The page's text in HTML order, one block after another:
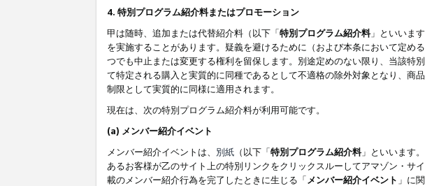
4. 特別プログラム紹介料またはプロモーション
甲は随時、追加または代替紹介料（以下「特別プログラム紹介料」といいま
を実施することがあります。疑義を避けるために（および本条において定
つでも中止または変更する権利を留保します。別途定めのない限り、当該
て特定される購入と実質的に同種であるとして不適格の除外対象となり、
制限として実質的に同様に適用されます。
現在は、次の特別プログラム紹介料が利用可能です。
(a) メンバー紹介イベント
メンバー紹介イベントは、 別紙 （以下「特別プログラム紹介料」といいます
あるお客様が乙のサイト上の特別リンクをクリックスルーしてアマゾン・
載のメンバー紹介行為を完了したときに生じる「 メンバー紹介イベント 」に